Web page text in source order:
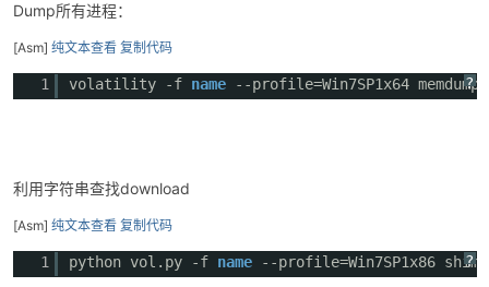
Dump所有进程：
[Asm] 纯文本查看 复制代码
?
1 volatility -f name --profile=Win7SP1x64
利用字符串查找download
[Asm] 纯文本查看 复制代码
?
1 python vol.py -f name --profile=Win7SP1x86